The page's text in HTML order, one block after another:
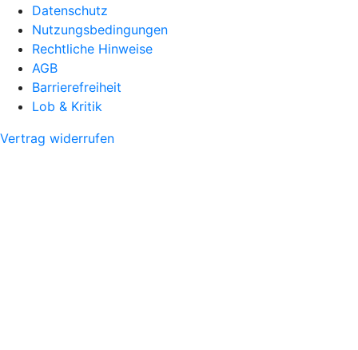
Datenschutz
Nutzungsbedingungen
Rechtliche Hinweise
AGB
Barrierefreiheit
Lob & Kritik
Vertrag widerrufen